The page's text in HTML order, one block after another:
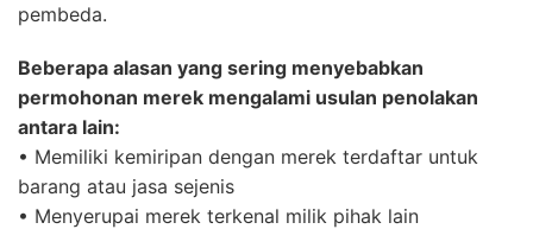
pembeda.
Beberapa alasan yang sering menyebabkan
permohonan merek mengalami usulan penolakan
antara lain:
• Memiliki kemiripan dengan merek terdaftar untuk
barang atau jasa sejenis
• Menyerupai merek terkenal milik pihak lain